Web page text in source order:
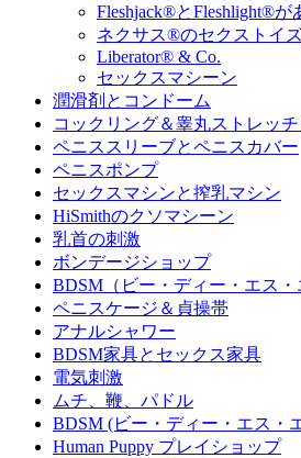
Fleshjack®とFleshlight®が
ネクサス®のセクストイ
Liberator® & Co.
セックスマシーン
潤滑剤とコンドーム
コックリング＆睾丸ストレッ
ペニススリーブとペニスカバー
ペニスポンプ
セックスマシンと搾乳マシン
HiSmithのクソマシーン
乳首の刺激
ボンデージショップ
BDSM（ビー・ディー・エス
ペニスケージ＆貞操帯
アナルシャワー
BDSM家具とセックス家具
電気刺激
ムチ、鞭、パドル
BDSM (ビー・ディー・エス・
Human Puppy プレイショップ